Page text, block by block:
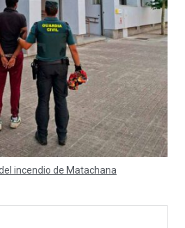
incendio de Matachana